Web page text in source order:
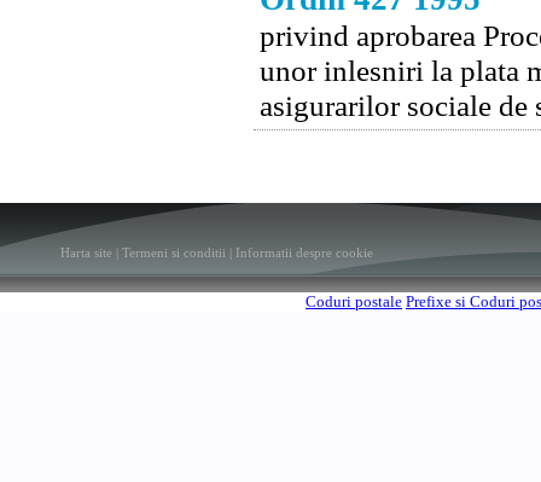
privind aprobarea
unor inlesniri la plata
asigurarilor sociale de
Harta site Termeni si conditii Informatii despre cookie
Coduri postale Prefixe si Coduri